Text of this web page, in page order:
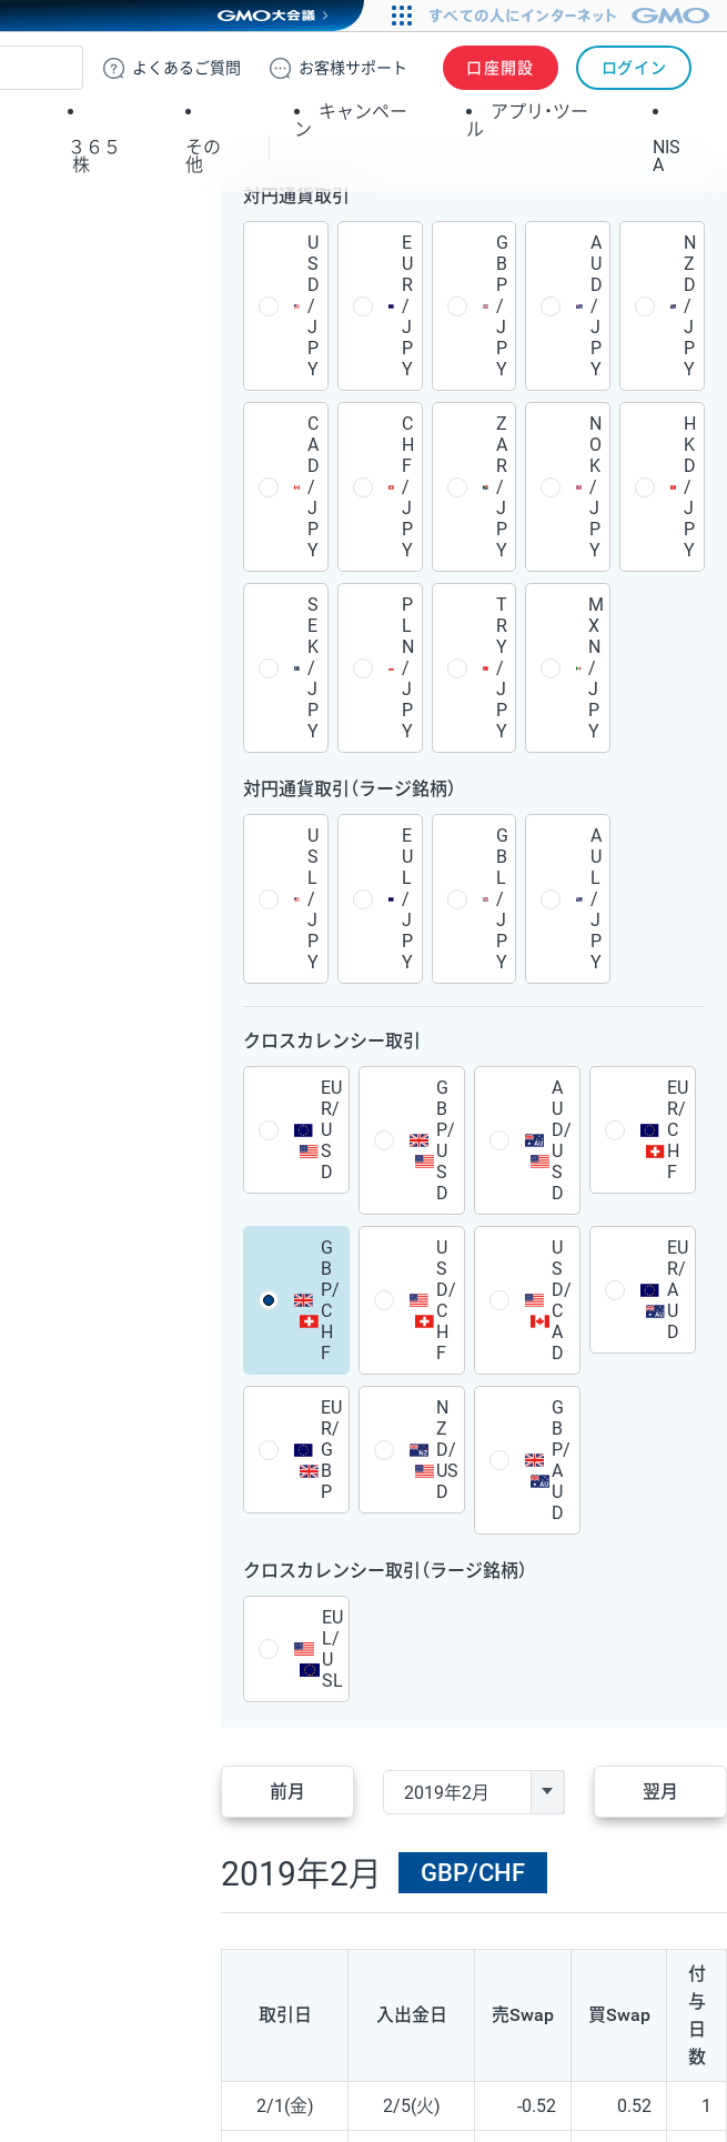
GMOクリック証券
よくある ご質問 お客様サポート 口座開設 ログイン
３６５
株
その
他
キャンペー
ン
アプリ・ツー
ル
NIS
A
対円通貨取引
U
S
D
/
J
P
Y
E
U
R
/
J
P
Y
G
B
P
/
J
P
Y
A
U
D
/
J
P
Y
N
Z
D
/
J
P
Y
C
A
D
/
J
P
Y
C
H
F
/
J
P
Y
Z
A
R
/
J
P
Y
N
O
K
/
J
P
Y
H
K
D
/
J
P
Y
S
E
K
/
J
P
Y
P
L
N
/
J
P
Y
T
R
Y
/
J
P
Y
M
X
N
/
J
P
Y
対円通貨取引（ラージ銘柄）
U
S
L
/
J
P
Y
E
U
L
/
J
P
Y
G
B
L
/
J
P
Y
A
U
L
/
J
P
Y
クロスカレンシー取引
EU
R/
U
S
D
G
B
P/
U
S
D
A
U
D/
U
S
D
EU
R/
C
H
F
G
B
P/
C
H
F
U
S
D/
C
H
F
U
S
D/
C
A
D
EU
R/
A
U
D
EU
R/
G
B
P
N
Z
D/
US
D
G
B
P/
A
U
D
クロスカレンシー取引（ラージ銘柄）
EU
L/
U
SL
前月 翌月
2019年2月 GBP/CHF
取引日 入出金日 売Swap 買Swap
付
与
日
数
2/1(金) 2/5(火) -0.52 0.52 1